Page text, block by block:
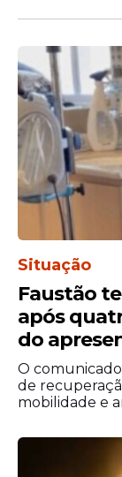
isoladas
a diesel.
O desconto
pode
final ainda
arrecadado
cada
Os
Uso de
Situação
Faustão
após
do
O
de
mobilidade e